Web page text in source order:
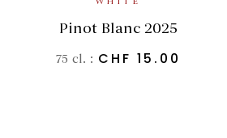
Pinot Blanc 2025
75 cl. : CHF 15.00